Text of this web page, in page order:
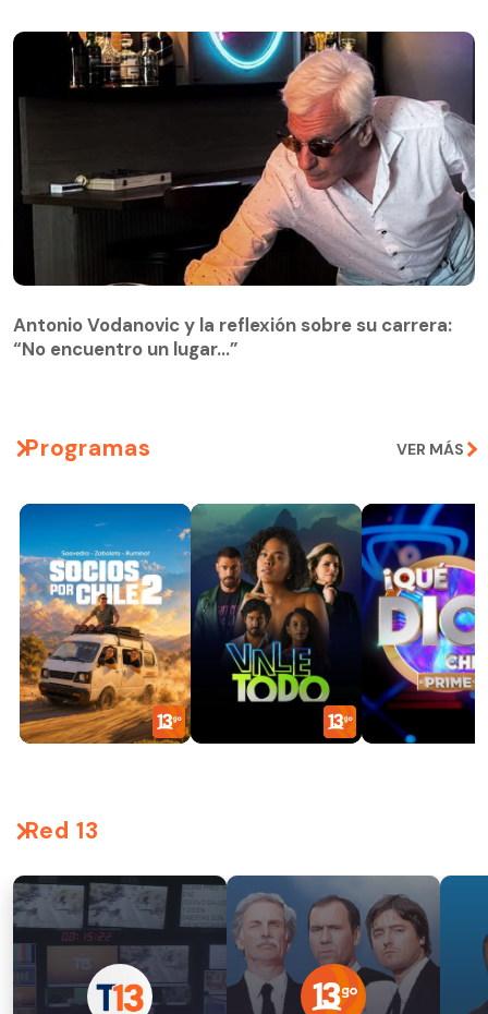
Antonio Vodanovic y la reflexión sobre su carrera:
“No encuentro un lugar…”
Programas VER MÁS
Red 13